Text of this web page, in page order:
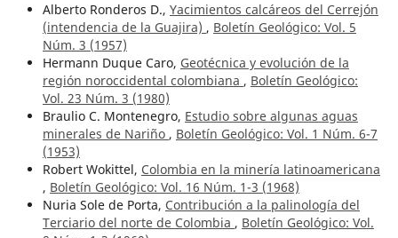
Alberto Ronderos D., Yacimientos calcáreos del Cerrejón
(intendencia de la Guajira) , Boletín Geológico: Vol. 5
Núm. 3 (1957)
Hermann Duque Caro, Geotécnica y evolución de la
región noroccidental colombiana , Boletín Geológico:
Vol. 23 Núm. 3 (1980)
Braulio C. Montenegro, Estudio sobre algunas aguas
minerales de Nariño , Boletín Geológico: Vol. 1 Núm. 6-7
(1953)
Robert Wokittel, Colombia en la minería latinoamericana
, Boletín Geológico: Vol. 16 Núm. 1-3 (1968)
Nuria Sole de Porta, Contribución a la palinología del
Terciario del norte de Colombia , Boletín Geológico: Vol.